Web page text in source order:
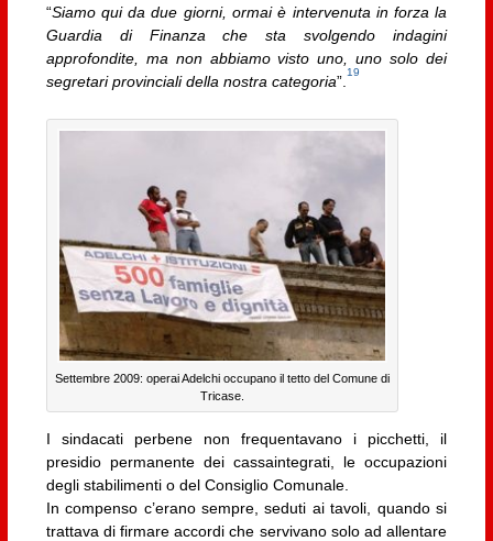
“Siamo qui da due giorni, ormai è intervenuta in forza la
Guardia di Finanza che sta svolgendo indagini
approfondite, ma non abbiamo visto uno, uno solo dei
segretari provinciali della nostra categoria”.
19
Settembre 2009: operai Adelchi occupano il tetto del Comune di
Tricase.
I sindacati perbene non frequentavano i picchetti, il
presidio permanente dei cassaintegrati, le occupazioni
degli stabilimenti o del Consiglio Comunale.
In compenso c’erano sempre, seduti ai tavoli, quando si
trattava di firmare accordi che servivano solo ad allentare